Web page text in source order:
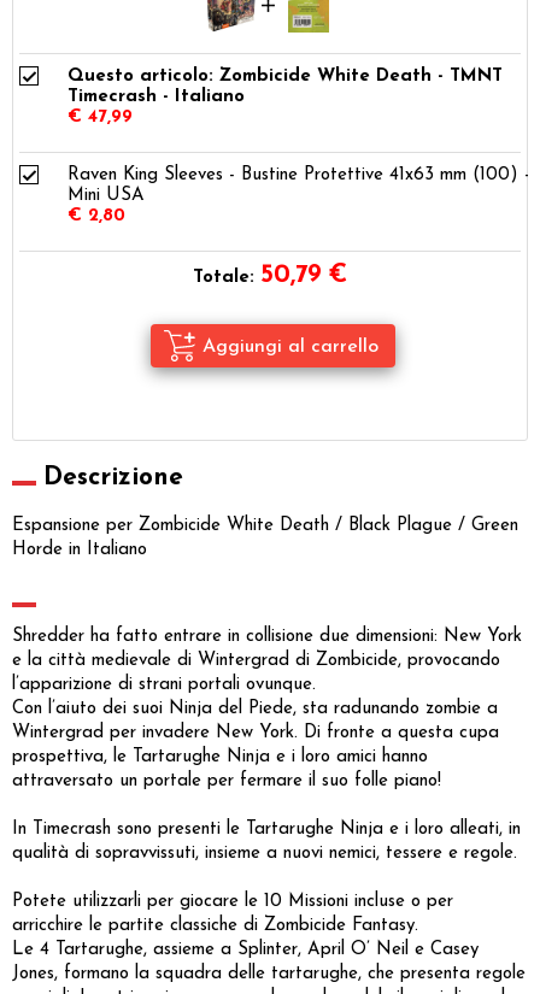
Questo articolo: Zombicide White Death - TMNT
Timecrash - Italiano
€ 47,99
Raven King Sleeves - Bustine Protettive 41x63 mm (100) -
Mini USA
€ 2,80
Totale: 50,79 €
Descrizione
Espansione per Zombicide White Death / Black Plague / Green
Horde in Italiano
Shredder ha fatto entrare in collisione due dimensioni: New York
e la città medievale di Wintergrad di Zombicide, provocando
l’apparizione di strani portali ovunque.
Con l’aiuto dei suoi Ninja del Piede, sta radunando zombie a
Wintergrad per invadere New York. Di fronte a questa cupa
prospettiva, le Tartarughe Ninja e i loro amici hanno
attraversato un portale per fermare il suo folle piano!
In Timecrash sono presenti le Tartarughe Ninja e i loro alleati, in
qualità di sopravvissuti, insieme a nuovi nemici, tessere e regole.
Potete utilizzarli per giocare le 10 Missioni incluse o per
arricchire le partite classiche di Zombicide Fantasy.
Le 4 Tartarughe, assieme a Splinter, April O’ Neil e Casey
Jones, formano la squadra delle tartarughe, che presenta regole